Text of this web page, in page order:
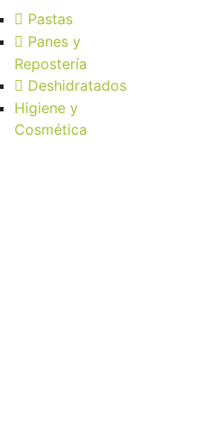
Pastas
Panes y
Repostería
Deshidratados
Higiene y
Cosmética